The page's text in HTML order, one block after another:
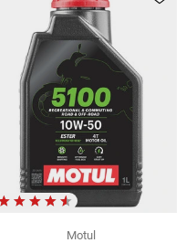
Motul